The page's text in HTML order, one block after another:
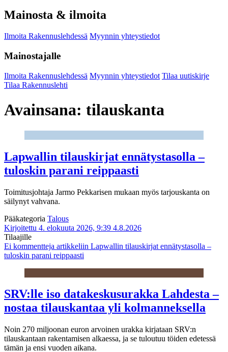
Mainosta & ilmoita
Ilmoita Rakennuslehdessä Myynnin yhteystiedot
Mainostajalle
Ilmoita Rakennuslehdessä Myynnin yhteystiedot Tilaa uutiskirje
Tilaa Rakennuslehti
Avainsana: tilauskanta
Lapwallin tilauskirjat ennätystasolla –
tuloskin parani reippaasti
Toimitusjohtaja Jarmo Pekkarisen mukaan myös tarjouskanta on
säilynyt vahvana.
Pääkategoria Talous
Kirjoitettu 4. elokuuta 2026, 9:39 4.8.2026
Tilaajille
Ei kommentteja artikkeliin Lapwallin tilauskirjat ennätystasolla –
tuloskin parani reippaasti
SRV:lle iso datakeskusurakka Lahdesta –
nostaa tilauskantaa yli kolmanneksella
Noin 270 miljoonan euron arvoinen urakka kirjataan SRV:n
tilauskantaan rakentamisen alkaessa, ja se tuloutuu töiden edetessä
tämän ja ensi vuoden aikana.